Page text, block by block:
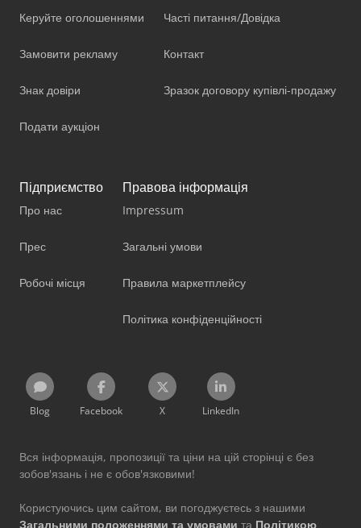
Керуйте оголошеннями
Замовити рекламу
Знак довіри
Подати аукціон
Часті питання/Довідка
Контакт
Зразок договору купівлі-продажу
Підприємство
Про нас
Прес
Робочі місця
Правова інформація
Impressum
Загальні умови
Правила маркетплейсу
Політика конфіденційності
Blog Facebook X LinkedIn
Вся інформація, пропозиції та ціни на цій сторінці є без
зобов'язань і не є обов'язковими!
Користуючись цим сайтом, ви погоджуєтесь з нашими
Загальними положеннями та умовами та Політикою